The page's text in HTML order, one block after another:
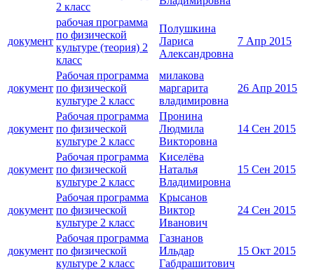
2 класс
документ
рабочая программа
по физической
культуре (теория) 2
класс
Полушкина
Лариса
Александровна
7 Апр 2015
документ
Рабочая программа
по физической
культуре 2 класс
милакова
маргарита
владимировна
26 Апр 2015
документ
Рабочая программа
по физической
культуре 2 класс
Пронина
Людмила
Викторовна
14 Сен 2015
документ
Рабочая программа
по физической
культуре 2 класс
Киселёва
Наталья
Владимировна
15 Сен 2015
документ
Рабочая программа
по физической
культуре 2 класс
Крысанов
Виктор
Иванович
24 Сен 2015
документ
Рабочая программа
по физической
культуре 2 класс
Газнанов
Ильдар
Габдрашитович
15 Окт 2015